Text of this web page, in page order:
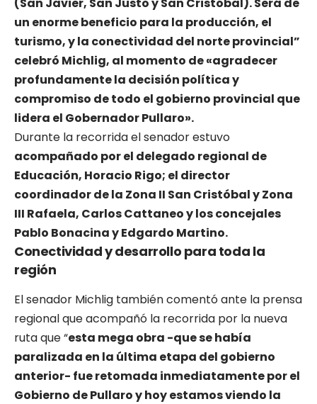
un enorme beneficio para la producción, el
turismo, y la conectividad del norte provincial”
celebró Michlig, al momento de «agradecer
profundamente la decisión política y
compromiso de todo el gobierno provincial que
lidera el Gobernador Pullaro».
Durante la recorrida el senador estuvo
acompañado por el delegado regional de
Educación, Horacio Rigo; el director
coordinador de la Zona II San Cristóbal y Zona
III Rafaela, Carlos Cattaneo y los concejales
Pablo Bonacina y Edgardo Martino.
Conectividad y desarrollo para toda la
región
El senador Michlig también comentó ante la prensa
regional que acompañó la recorrida por la nueva
ruta que “esta mega obra -que se había
paralizada en la última etapa del gobierno
anterior- fue retomada inmediatamente por el
Gobierno de Pullaro y hoy estamos viendo la